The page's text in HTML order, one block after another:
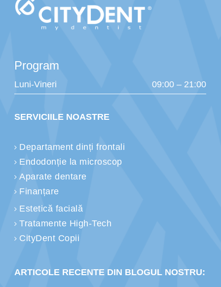
Program
Luni-Vineri 09:00 – 21:00
SERVICIILE NOASTRE
Departament dinți frontali
Endodonție la microscop
Aparate dentare
Finanțare
Estetică facială
Tratamente High-Tech
CityDent Copii
ARTICOLE RECENTE DIN BLOGUL NOSTRU: